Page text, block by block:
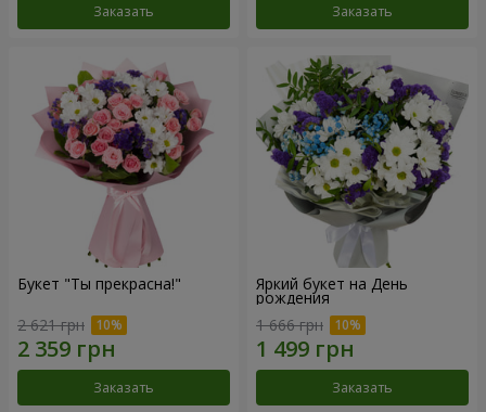
Заказать Заказать
Букет "Ты прекрасна!"
2 621 грн
Заказать
Яркий букет на День
рождения
1 666 грн
Заказать